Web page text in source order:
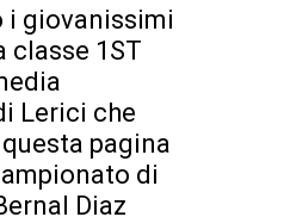
i giovanissimi
classe 1ST
Lerici che
pagina
di
Diaz